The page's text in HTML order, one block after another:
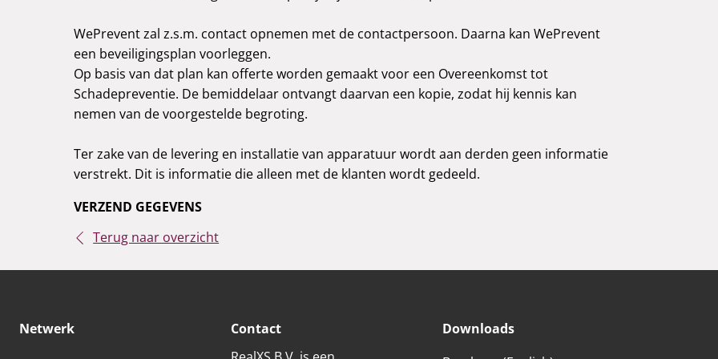
WePrevent zal z.s.m. contact opnemen met de contactpersoon. Daarna kan WePrevent
een beveiligingsplan voorleggen.
Op basis van dat plan kan offerte worden gemaakt voor een Overeenkomst tot
Schadepreventie. De bemiddelaar ontvangt daarvan een kopie, zodat hij kennis kan
nemen van de voorgestelde begroting.
Ter zake van de levering en installatie van apparatuur wordt aan derden geen informatie
verstrekt. Dit is informatie die alleen met de klanten wordt gedeeld.
VERZEND GEGEVENS
Terug naar overzicht
Netwerk
Contact
Downloads